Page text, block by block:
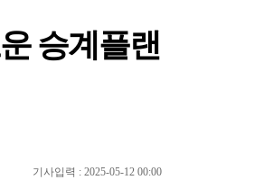
승계플랜
기사입력 : 2025-05-12 00:00